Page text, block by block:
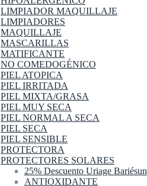
LIMPIADOR MAQUILLAJE
LIMPIADORES
MAQUILLAJE
MASCARILLAS
MATIFICANTE
NO COMEDOGÉNICO
PIEL ATOPICA
PIEL IRRITADA
PIEL MIXTA/GRASA
PIEL MUY SECA
PIEL NORMAL A SECA
PIEL SECA
PIEL SENSIBLE
PROTECTORA
PROTECTORES SOLARES
25% Descuento Uriage Bariésun
ANTIOXIDANTE